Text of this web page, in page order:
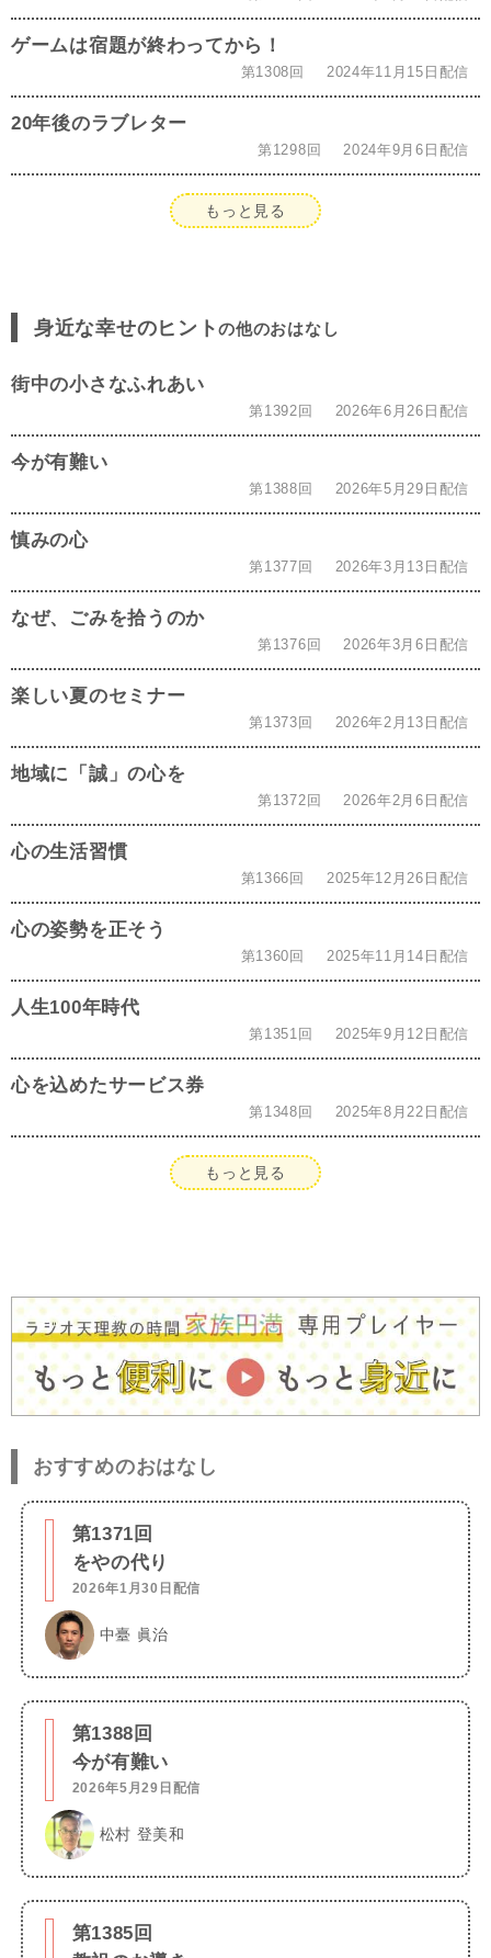
ゲームは宿題が終わってから！
第1308回 2024年11月15日配信
20年後のラブレター
第1298回 2024年9月6日配信
もっと見る
身近な幸せのヒントの他のおはなし
街中の小さなふれあい
第1392回 2026年6月26日配信
今が有難い
第1388回 2026年5月29日配信
慎みの心
第1377回 2026年3月13日配信
なぜ、ごみを拾うのか
第1376回 2026年3月6日配信
楽しい夏のセミナー
第1373回 2026年2月13日配信
地域に「誠」の心を
第1372回 2026年2月6日配信
心の生活習慣
第1366回 2025年12月26日配信
心の姿勢を正そう
第1360回 2025年11月14日配信
人生100年時代
第1351回 2025年9月12日配信
心を込めたサービス券
第1348回 2025年8月22日配信
もっと見る
おすすめのおはなし
第1371回
をやの代り
2026年1月30日配信
中臺 眞治
第1388回
今が有難い
2026年5月29日配信
松村 登美和
第1385回